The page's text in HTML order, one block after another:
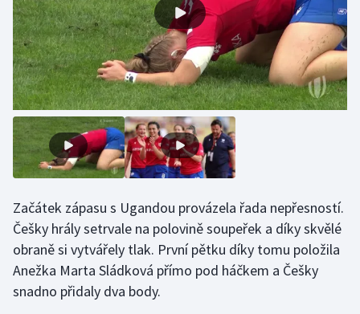
Jezdectví
Judo
Krasobruslení
Lezení
Lyže a snowboard
Moderní pětiboj
Motorsport
Olympijské hry
Začátek zápasu s Ugandou provázela řada nepřesností.
Češky hrály setrvale na polovině soupeřek a díky skvělé
obraně si vytvářely tlak. První pětku díky tomu položila
Anežka Marta Sládková přímo pod háčkem a Češky
snadno přidaly dva body.